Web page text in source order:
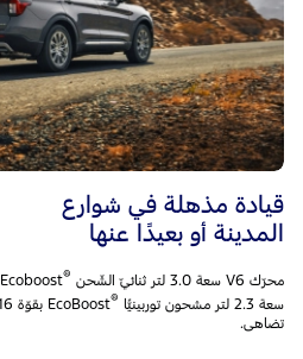
قيادة مذهلة في شوارع
المدينة أو بعيدًا عنها
محرّك V6 سعة 3.0 لتر ثنائيّ الشّحن ®
سعة 2.3 لتر مشحون توربينيًّا
®
تضاهى.